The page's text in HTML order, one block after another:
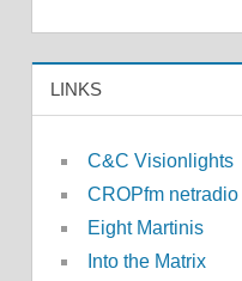
LINKS
C&C Visionlights
CROPfm netradio
Eight Martinis
Into the Matrix